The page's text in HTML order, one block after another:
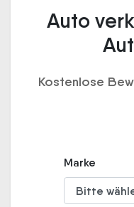
Auto
Kostenlose
Marke